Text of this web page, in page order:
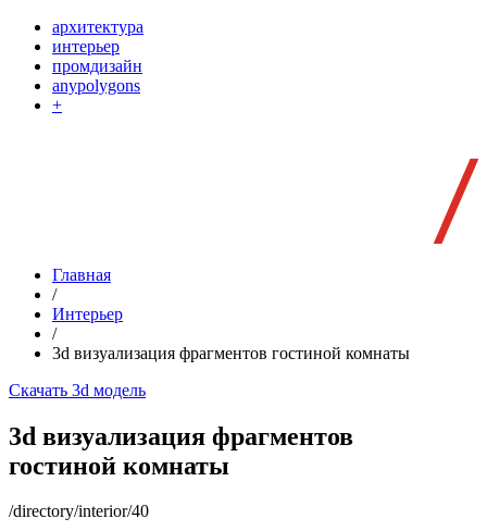
архитектура
интерьер
промдизайн
anypolygons
+
Главная
/
Интерьер
/
3d визуализация фрагментов гостиной комнаты
Скачать 3d модель
3d визуализация фрагментов
гостиной комнаты
/directory/interior/40